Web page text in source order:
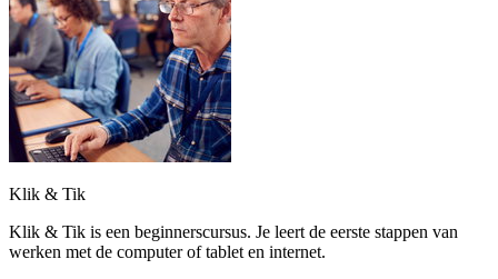
Klik & Tik
Klik & Tik is een beginnerscursus. Je leert de eerste stappen van
werken met de computer of tablet en internet.